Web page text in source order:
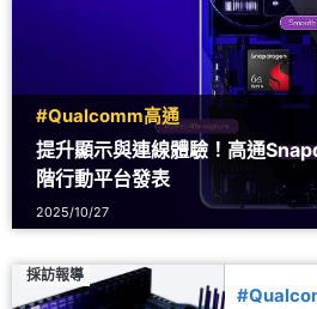
#Qualcomm高通
提升顯示與連線體驗！高通
階行動平台發表
2025/10/27
採訪報導